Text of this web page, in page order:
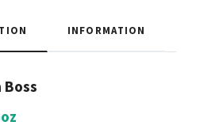
INFORMATION
Boss